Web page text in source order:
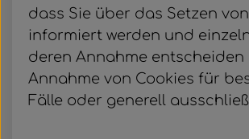
dass Sie über das Setzen
informiert werden und
deren Annahme entscheiden
Annahme von Cookies für
Fälle oder generell